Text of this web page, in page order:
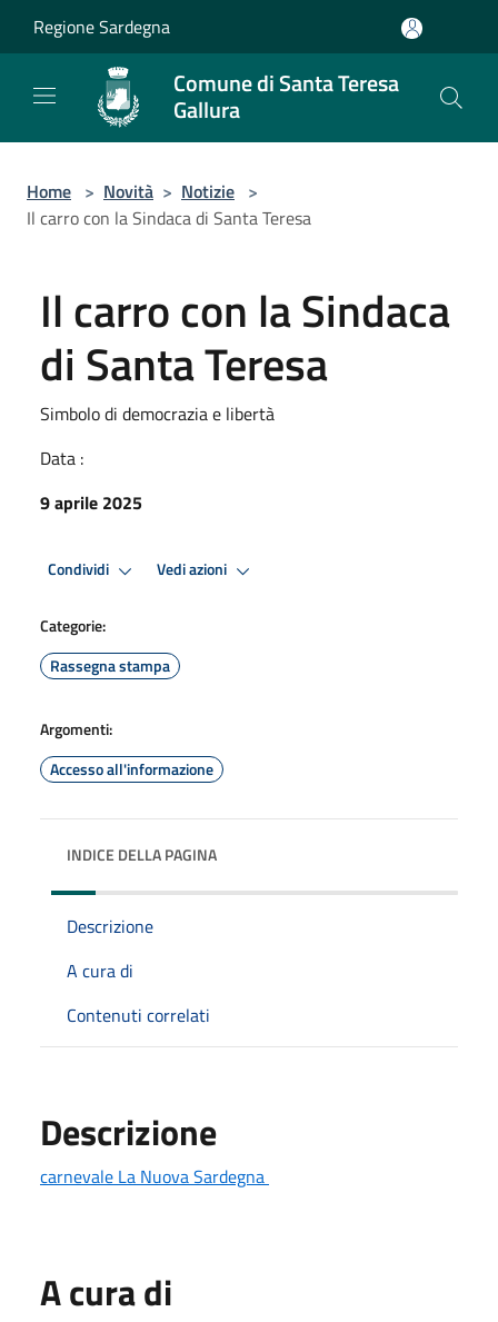
Regione Sardegna
Comune di Santa Teresa
Gallura
Home > Novità > Notizie >
Il carro con la Sindaca di Santa Teresa
Il carro con la Sindaca
di Santa Teresa
Simbolo di democrazia e libertà
Data :
9 aprile 2025
Condividi Vedi azioni
Categorie:
Rassegna stampa
Argomenti:
Accesso all'informazione
INDICE DELLA PAGINA
Descrizione
A cura di
Contenuti correlati
Descrizione
carnevale La Nuova Sardegna
A cura di